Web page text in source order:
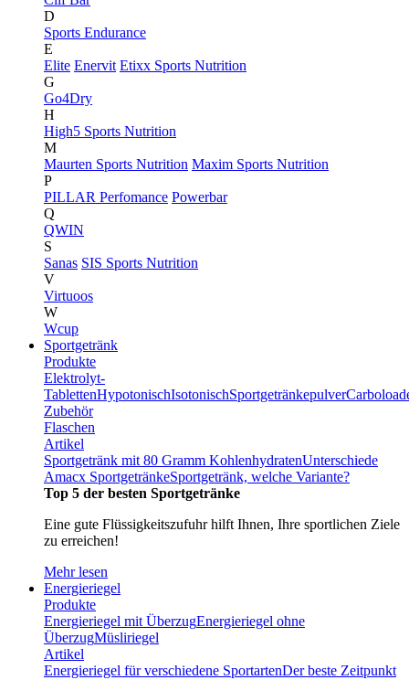
D
Sports Endurance
E
Elite Enervit Etixx Sports Nutrition
G
Go4Dry
H
High5 Sports Nutrition
M
Maurten Sports Nutrition Maxim Sports Nutrition
P
PILLAR Perfomance Powerbar
Q
QWIN
S
Sanas SIS Sports Nutrition
V
Virtuoos
W
Wcup
Sportgetränk
Produkte
Elektrolyt-
TablettenHypotonischIsotonischSportgetränkepulver
Zubehör
Flaschen
Artikel
Sportgetränk mit 80 Gramm KohlenhydratenUnterschiede
Amacx SportgetränkeSportgetränk, welche Variante?
Top 5 der besten Sportgetränke
Eine gute Flüssigkeitszufuhr hilft Ihnen, Ihre sportlichen Ziele
zu erreichen!
Mehr lesen
Energieriegel
Produkte
Energieriegel mit ÜberzugEnergieriegel ohne
ÜberzugMüsliriegel
Artikel
Energieriegel für verschiedene SportartenDer beste Zeitpunkt